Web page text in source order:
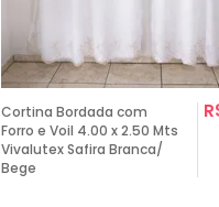
Cortina Bordada com
Forro e Voil 4.00 x 2.50 Mts
Vivalutex Safira Branca/
Bege